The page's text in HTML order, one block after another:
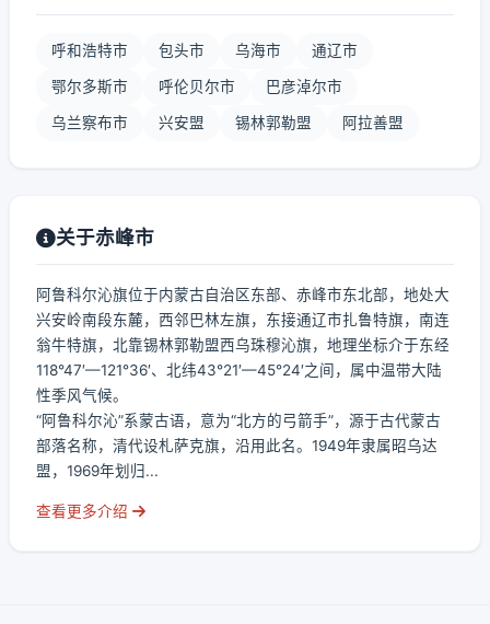
呼和浩特市 包头市 乌海市 通辽市
鄂尔多斯市 呼伦贝尔市 巴彦淖尔市
乌兰察布市 兴安盟 锡林郭勒盟 阿拉善盟
关于赤峰市
阿鲁科尔沁旗位于内蒙古自治区东部、赤峰市东北部，地处大
兴安岭南段东麓，西邻巴林左旗，东接通辽市扎鲁特旗，南连
翁牛特旗，北靠锡林郭勒盟西乌珠穆沁旗，地理坐标介于东经
118°47′—121°36′、北纬43°21′—45°24′之间，属中温带大陆
性季风气候。
“阿鲁科尔沁”系蒙古语，意为“北方的弓箭手”，源于古代蒙古
部落名称，清代设札萨克旗，沿用此名。1949年隶属昭乌达
盟，1969年划归...
查看更多介绍